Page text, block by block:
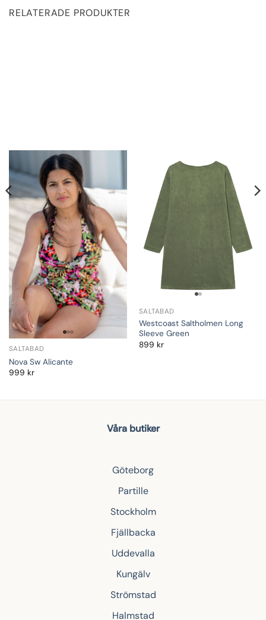
RELATERADE PRODUKTER
SALTABAD
Nova Sw Alicante
999 kr
SALTABAD
Westcoast Saltholmen Long
Sleeve Green
899 kr
Våra butiker
Göteborg
Partille
Stockholm
Fjällbacka
Uddevalla
Kungälv
Strömstad
Halmstad